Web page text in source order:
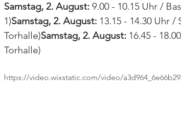
Samstag, 2. August: 9.00 - 10.15 Uhr /
1)Samstag, 2. August: 13.15 - 14.30 Uhr
Torhalle)Samstag, 2. August: 16.45 -
Torhalle)
https://video.wixstatic.com/video/